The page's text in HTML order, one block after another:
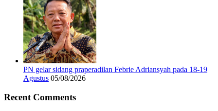
PN gelar sidang praperadilan Febrie Adriansyah pada 18-19
Agustus 05/08/2026
Recent Comments